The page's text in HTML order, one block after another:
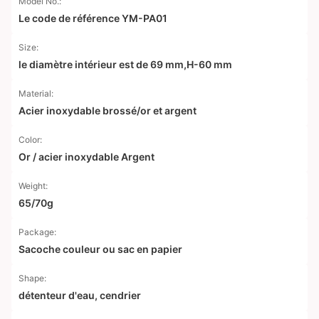
Le code de référence YM-PA01
Size:
le diamètre intérieur est de 69 mm,H-60 mm
Material:
Acier inoxydable brossé/or et argent
Color:
Or / acier inoxydable Argent
Weight:
65/70g
Package:
Sacoche couleur ou sac en papier
Shape:
détenteur d'eau, cendrier